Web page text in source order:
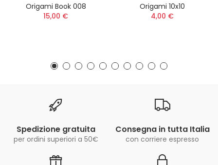
Origami Book 008
15,00 €
Origami 10x10
4,00 €
Spedizione gratuita
per ordini superiori a 50€
Consegna in tutta Italia
con corriere espresso